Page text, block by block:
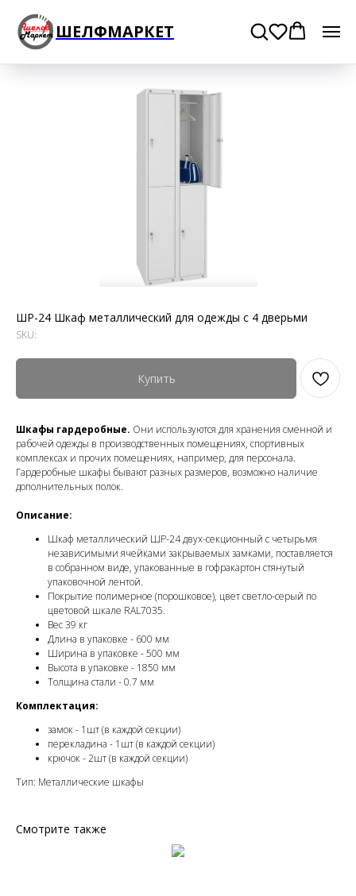
ШЕЛФМАРКЕТ
ШР-24 Шкаф металлический для одежды с 4 дверьми
SKU:
Купить
Шкафы гардеробные. Они используются для хранения сменной и
рабочей одежды в производственных помещениях, спортивных
комплексах и прочих помещениях, например, для персонала.
Гардеробные шкафы бывают разных размеров, возможно наличие
дополнительных полок.
Описание:
Шкаф металлический ШР-24 двух-секционный с четырьмя
независимыми ячейками закрываемых замками, поставляется
в собранном виде, упакованные в гофракартон стянутый
упаковочной лентой.
Покрытие полимерное (порошковое), цвет светло-серый по
цветовой шкале RAL7035.
Вес 39 кг
Длина в упаковке - 600 мм
Ширина в упаковке - 500 мм
Высота в упаковке - 1850 мм
Толщина стали - 0.7 мм
Комплектация:
замок - 1шт (в каждой секции)
перекладина - 1шт (в каждой секции)
крючок - 2шт (в каждой секции)
Тип: Металлические шкафы
Смотрите также